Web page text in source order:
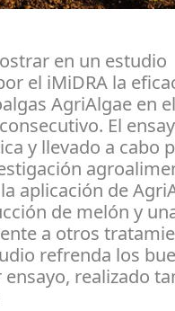
en un estudio
el iMiDRA la
AgriAlgae en
El
y llevado a cabo
aplicación de
de melón y
a otros
refrenda los
realizado